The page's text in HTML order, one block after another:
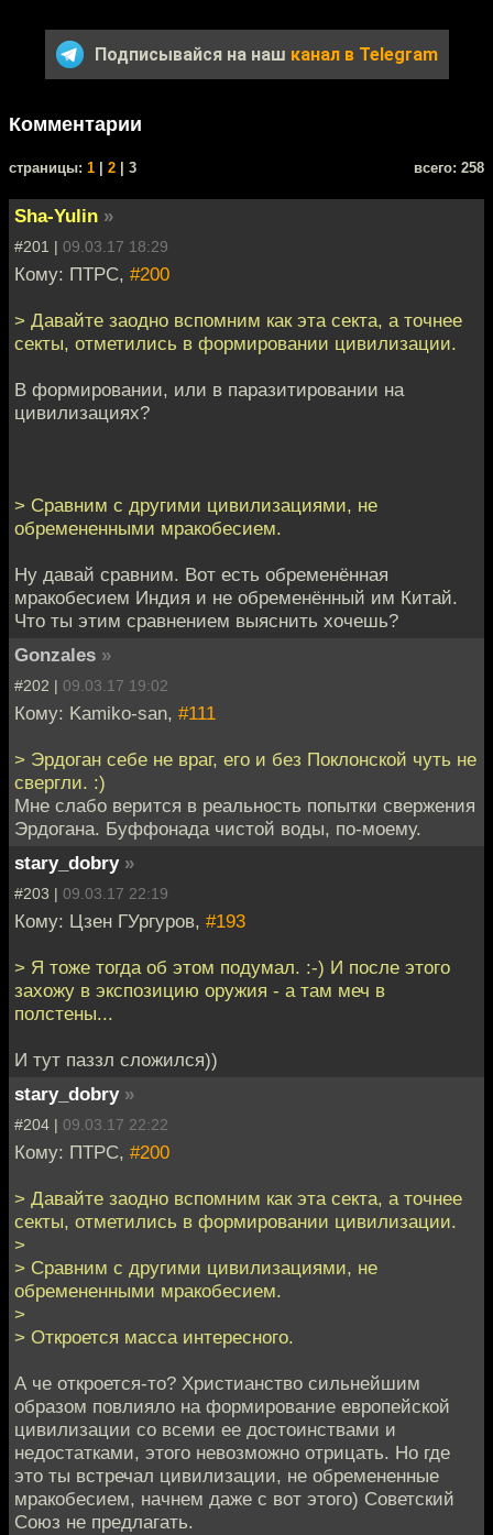
Подписывайся на наш канал в Telegram
Комментарии
cтраницы: 1 2 | 3 всего: 258
Sha-Yulin »
#201 | 09.03.17 18:29
Кому: ПТРС, #200
> Давайте заодно вспомним как эта секта, а точнее
секты, отметились в формировании цивилизации.
В формировании, или в паразитировании на
цивилизациях?
> Сравним с другими цивилизациями, не
обремененными мракобесием.
Ну давай сравним. Вот есть обременённая
мракобесием Индия и не обременённый им Китай.
Что ты этим сравнением выяснить хочешь?
Gonzales »
#202 | 09.03.17 19:02
Кому: Kamiko-san, #111
> Эрдоган себе не враг, его и без Поклонской чуть не
свергли. :)
Мне слабо верится в реальность попытки свержения
Эрдогана. Буффонада чистой воды, по-моему.
stary_dobry »
#203 | 09.03.17 22:19
Кому: Цзен ГУргуров, #193
> Я тоже тогда об этом подумал. :-) И после этого
захожу в экспозицию оружия - а там меч в
полстены...
И тут паззл сложился))
stary_dobry »
#204 | 09.03.17 22:22
Кому: ПТРС, #200
> Давайте заодно вспомним как эта секта, а точнее
секты, отметились в формировании цивилизации.
>
> Сравним с другими цивилизациями, не
обремененными мракобесием.
>
> Откроется масса интересного.
А че откроется-то? Христианство сильнейшим
образом повлияло на формирование европейской
цивилизации со всеми ее достоинствами и
недостатками, этого невозможно отрицать. Но где
это ты встречал цивилизации, не обремененные
мракобесием, начнем даже с вот этого) Советский
Союз не предлагать.